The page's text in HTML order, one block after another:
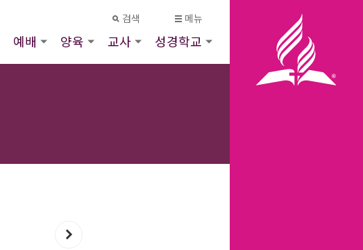
검색 메뉴
예배 양육 교사 성경학교